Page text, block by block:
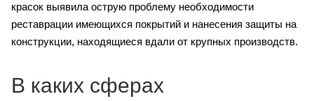
красок выявила острую проблему необходимости
реставрации имеющихся покрытий и нанесения защиты на
конструкции, находящиеся вдали от крупных производств.
В каких сферах